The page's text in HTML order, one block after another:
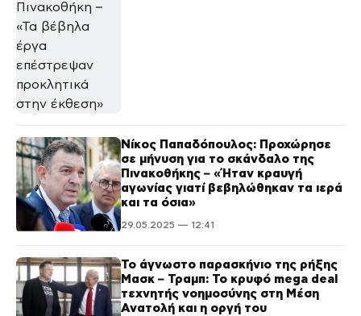
Νίκος Παπαδόπουλος: Προχώρησε
σε μήνυση για το σκάνδαλο της
Πινακοθήκης – «Ήταν κραυγή
αγωνίας γιατί βεβηλώθηκαν τα ιερά
και τα όσια»
29.05.2025 — 12:41
Το άγνωστο παρασκήνιο της ρήξης
Μασκ – Τραμπ: Το κρυφό mega deal
τεχνητής νοημοσύνης στη Μέση
Ανατολή και η οργή του